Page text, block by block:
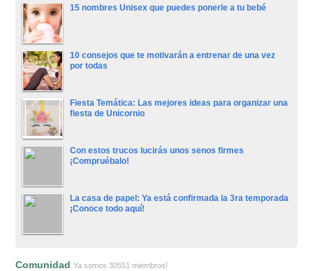
15 nombres Unisex que puedes ponerle a tu bebé
10 consejos que te motivarán a entrenar de una vez
por todas
Fiesta Temática: Las mejores ideas para organizar una
fiesta de Unicornio
Con estos trucos lucirás unos senos firmes
¡Compruébalo!
La casa de papel: Ya está confirmada la 3ra temporada
¡Conoce todo aquí!
ComunidadYa somos 30551 miembros!